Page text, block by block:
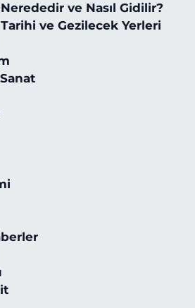
ve Nasıl Gidilir?
ve Gezilecek Yerleri